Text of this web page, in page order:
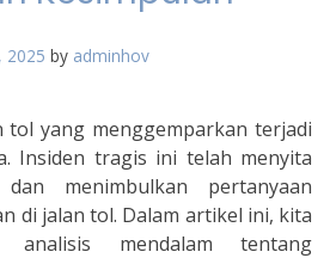
2025 by adminhov
tol yang menggemparkan terjadi
Insiden tragis ini telah menyita
menimbulkan pertanyaan
di jalan tol. Dalam artikel ini, kita
analisis mendalam tentang